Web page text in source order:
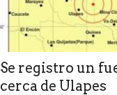
Se registro un
cerca de Ulapes